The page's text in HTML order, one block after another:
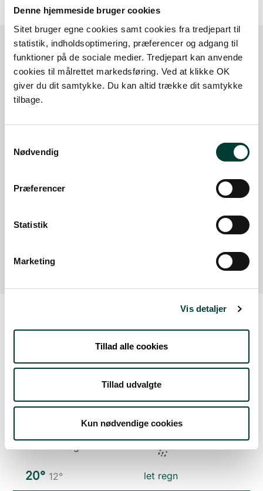
Denne hjemmeside bruger cookies
Sitet bruger egne cookies samt cookies fra tredjepart til
statistik, indholdsoptimering, præferencer og adgang til
funktioner på de sociale medier. Tredjepart kan anvende
cookies til målrettet markedsføring. Ved at klikke OK
giver du dit samtykke. Du kan altid trække dit samtykke
tilbage.
Nødvendig
Præferencer
Statistik
Marketing
Vis detaljer
Tillad alle cookies
Tillad udvalgte
Kun nødvendige cookies
Sådan kommer du dertil
Parkering
Google Maps
P-plads til biler med hestetrailer. Boltinggårdvej
7c, Ringe
25°12° skydække
Man. 10.Aug
20° 12° let regn